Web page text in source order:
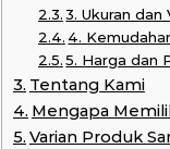
3. Ukuran dan
4.
5. Harga dan
Tentang Kami
Mengapa
Varian Produk